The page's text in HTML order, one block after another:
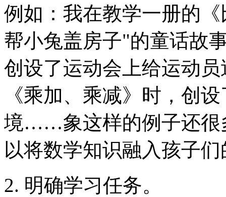
例如：我在教学一册的
帮小兔盖房子"的童话故
创设了运动会上给运动
《乘加、乘减》时，创
境……象这样的例子还很
以将数学知识融入孩子
2. 明确学习任务。